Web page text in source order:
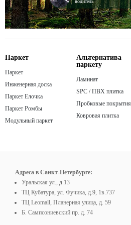
водитель
Паркет
Паркет
Инженерная доска
Паркет Елочка
Паркет Ромбы
Модульный паркет
Альтернатива
паркету
Ламинат
SPC / ПВХ плитка
Пробковые покрытия
Ковровая плитка
Адреса в Санкт-Петербурге:
Уральская ул., д.13
ТЦ Кубатура, ул. Фучика, д.9, 1в.737
ТЦ Leomall, Планерная улица, д. 59
Б. Сампсониевский пр. д. 74